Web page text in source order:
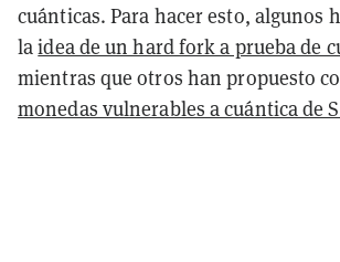
cuánticas. Para hacer esto, algunos
laidea de un hard fork a prueba de
mientras que otros han propuesto
monedas vulnerables a cuántica de